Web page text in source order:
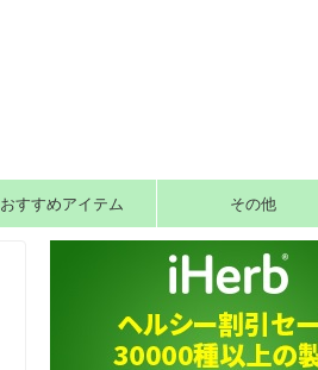
おすすめアイテム その他